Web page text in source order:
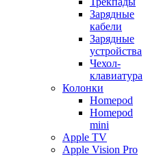
Зарядные
кабели
Зарядные
устройства
Чехол-
клавиатура
Колонки
Homepod
Homepod
mini
Apple TV
Apple Vision Pro